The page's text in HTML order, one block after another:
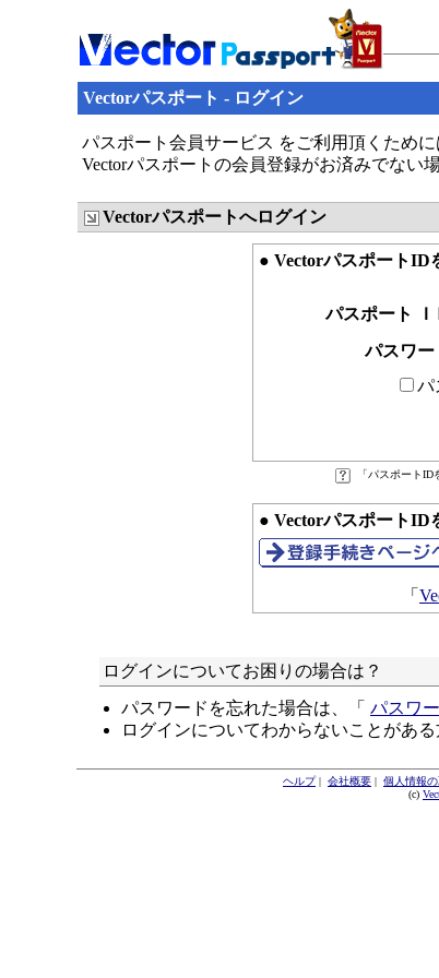
Vectorパスポート - ログイン
パスポート会員サービス をご利用頂くため
Vectorパスポートの会員登録がお済みでない
Vectorパスポートへログイン
● VectorパスポートID
パスポート Ｉ
パスワー
パ
「パスポートID
● VectorパスポートID
「
ログインについてお困りの場合は？
パスワードを忘れた場合は、「 パスワ
ログインについてわからないことがある
ヘルプ| 会社概要 | 個人情報
(c)